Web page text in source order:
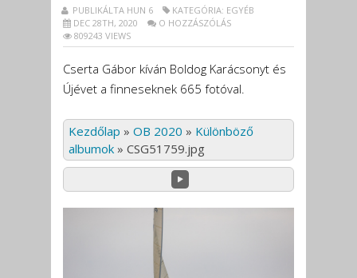
PUBLIKÁLTA HUN 6 KATEGÓRIA: EGYÉB
DEC 28TH, 2020
O HOZZÁSZÓLÁS
809243 VIEWS
Cserta Gábor kíván Boldog Karácsonyt és
Újévet a finneseknek 665 fotóval.
Kezdőlap » OB 2020 » Különböző
albumok » CSG51759.jpg